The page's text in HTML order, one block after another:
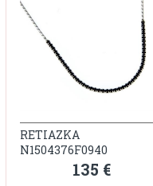
RETIAZKA
N1504376F0940
135 €